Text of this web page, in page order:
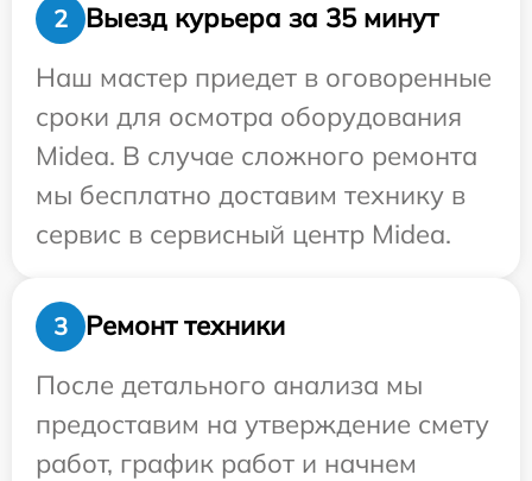
2
Выезд курьера за 35 минут
Наш мастер приедет в оговоренные
сроки для осмотра оборудования
Midea. В случае сложного ремонта
мы бесплатно доставим технику в
сервис в сервисный центр Midea.
3
Ремонт техники
После детального анализа мы
предоставим на утверждение смету
работ, график работ и начнем